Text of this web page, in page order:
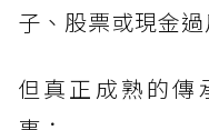
子、股票或現金過
但真正成熟的傳